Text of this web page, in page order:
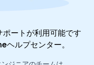
ートが利用可能です
ヘルプセンター。